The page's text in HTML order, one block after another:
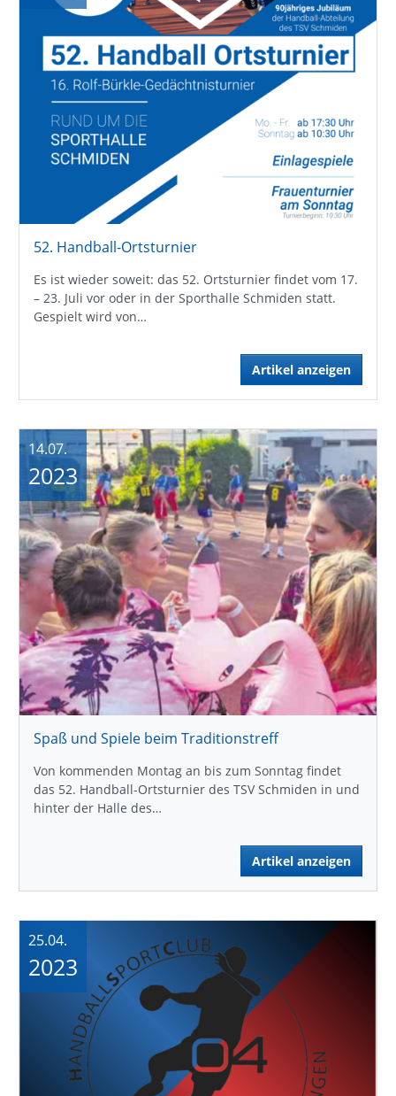
52. Handball-Ortsturnier
Es ist wieder soweit: das 52. Ortsturnier findet vom 17.
– 23. Juli vor oder in der Sporthalle Schmiden statt.
Gespielt wird von…
Artikel anzeigen
Spaß und Spiele beim Traditionstreff
Von kommenden Montag an bis zum Sonntag findet
das 52. Handball-Ortsturnier des TSV Schmiden in und
hinter der Halle des…
Artikel anzeigen
14.07.
2023
25.04.
2023